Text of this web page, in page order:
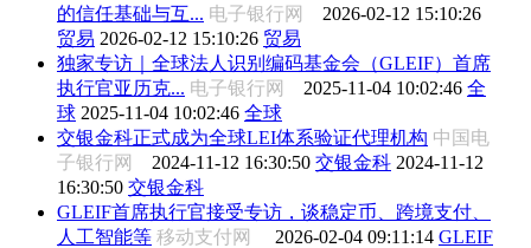
的信任基础与互... 电子银行网 2026-02-12 15:10:26
贸易 2026-02-12 15:10:26 贸易
独家专访｜全球法人识别编码基金会（GLEIF）首席
执行官亚历克... 电子银行网 2025-11-04 10:02:46 全
球 2025-11-04 10:02:46 全球
交银金科正式成为全球LEI体系验证代理机构 中国电
子银行网 2024-11-12 16:30:50 交银金科 2024-11-12
16:30:50 交银金科
GLEIF首席执行官接受专访，谈稳定币、跨境支付、
人工智能等 移动支付网 2026-02-04 09:11:14 GLEIF